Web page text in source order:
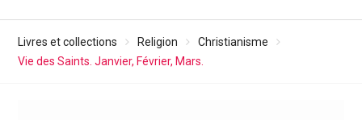
Livres et collections Religion
Christianisme
Vie des Saints. Janvier, Février, Mars.